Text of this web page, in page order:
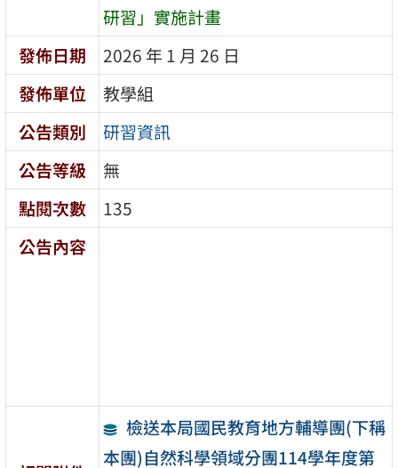
研習」實施計畫
發佈日期
2026 年 1 月 26 日
發佈單位
教學組
公告類別
研習資訊
公告等級
無
點閱次數
135
公告內容
檢送本局國民教育地方輔導團(下稱
本團)自然科學領域分團114學年度第